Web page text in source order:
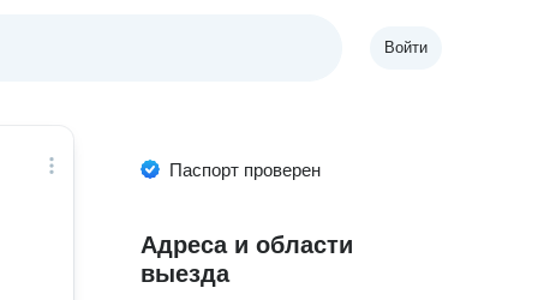
Войти
Паспорт проверен
Адреса и области
выезда